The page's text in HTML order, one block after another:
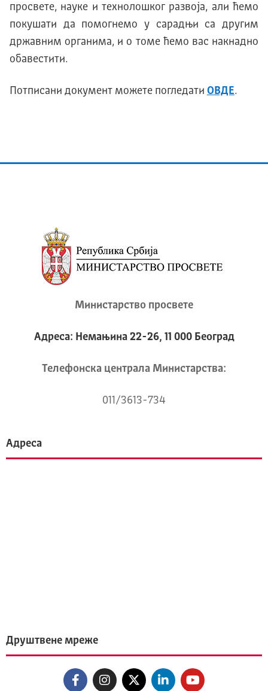
просвете, науке и технолошког развоја, али ћемо
покушати да помогнемо у сарадњи са другим
државним органима, и о томе ћемо вас накнадно
обавестити.
Потписани документ можете погледати ОВДЕ.
Министарство просвете
Адреса: Немањина 22-26, 11 000 Београд
Телeфонска централа Mинистарства:
011/3613-734
Адреса
Друштвене мреже